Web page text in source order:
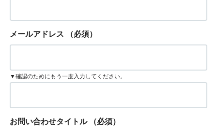
メールアドレス （必須）
▼確認のためにもう一度入力してください。
お問い合わせタイトル （必須）